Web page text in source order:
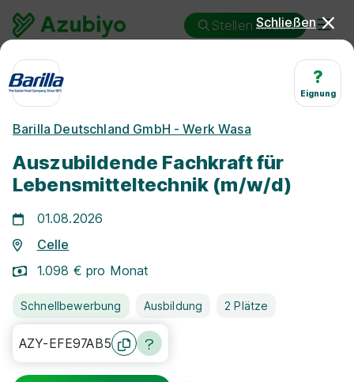
Stellen finden
Ausbildung Fachkraft - Lebensmitteltechnik
Lebensmitteltechnik Celle
Freie Stellen finden
Schließen
?
Eignung
Barilla Deutschland GmbH - Werk Wasa
Auszubildende Fachkraft für
Lebensmitteltechnik (m/w/d)
01.08.2026
Celle
1.098 € pro Monat
Schnellbewerbung Ausbildung 2 Plätze
AZY-EFE97AB5